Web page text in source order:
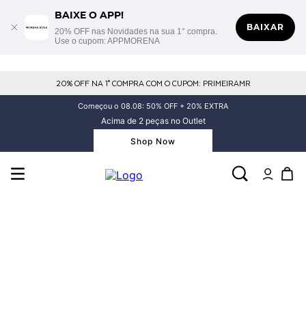
BAIXE O APP!
20% OFF nas Novidades na sua 1° compra.
Use o cupom: APPMORENA
BAIXAR
20% OFF NA 1° COMPRA COM O CUPOM: PRIMEIRAMR
Começou o 08.08: 50% OFF + 20% EXTRA
Acima de 2 peças no Outlet
Shop Now